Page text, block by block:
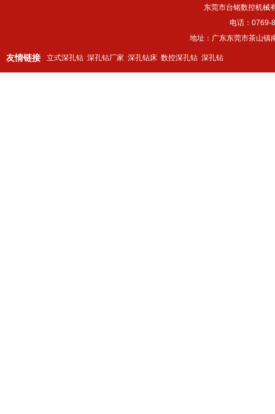
东莞市台铭数控机械
电话：0769-
地址：广东东莞市茶山镇
友情链接 立式深孔钻 深孔钻厂家 深孔钻床 数控深孔钻 深孔钻